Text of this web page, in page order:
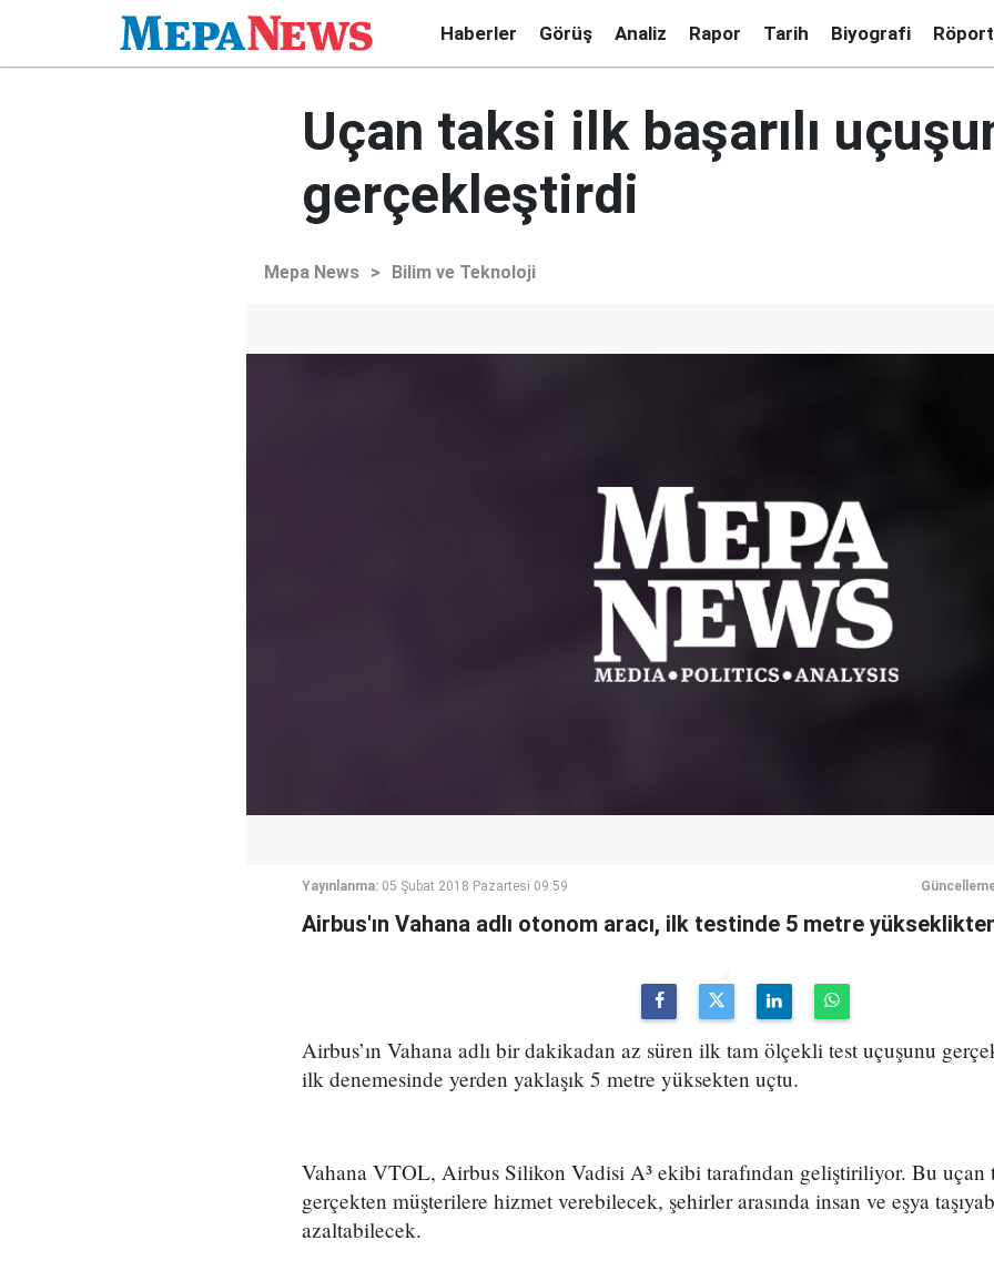
Haberler Görüş Analiz Rapor Tarih Biyografi
Uçan taksi ilk başarılı
gerçekleştirdi
Mepa News > Bilim ve Teknoloji
Yayınlanma: 05 Şubat 2018 Pazartesi 09:59
Airbus'ın Vahana adlı otonom aracı, ilk testinde 5 metre
Airbus’ın Vahana adlı bir dakikadan az süren ilk tam ölçekli test uçuşunu
ilk denemesinde yerden yaklaşık 5 metre yüksekten uçtu.
Vahana VTOL, Airbus Silikon Vadisi A³ ekibi tarafından geliştiriliyor. Bu
gerçekten müşterilere hizmet verebilecek, şehirler arasında insan ve eşya
azaltabilecek.